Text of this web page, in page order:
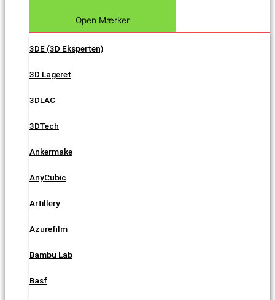
Open Mærker
3DE (3D Eksperten)
3D Lageret
3DLAC
3DTech
Ankermake
AnyCubic
Artillery
Azurefilm
Bambu Lab
Basf